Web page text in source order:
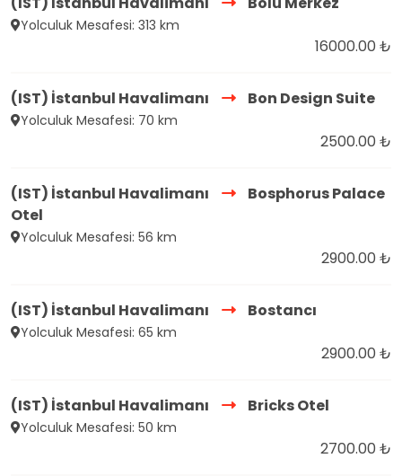
Yolculuk Mesafesi: 313 km
16000.00 ₺
(IST) İstanbul Havalimanı Bon Design Suite
Yolculuk Mesafesi: 70 km
2500.00 ₺
(IST) İstanbul Havalimanı
Bosphorus Palace
Otel
Yolculuk Mesafesi: 56 km
2900.00 ₺
(IST) İstanbul Havalimanı Bostancı
Yolculuk Mesafesi: 65 km
2900.00 ₺
(IST) İstanbul Havalimanı Bricks Otel
Yolculuk Mesafesi: 50 km
2700.00 ₺